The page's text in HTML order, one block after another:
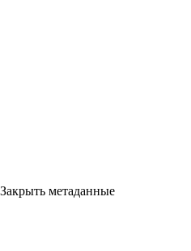
Закрыть метаданные